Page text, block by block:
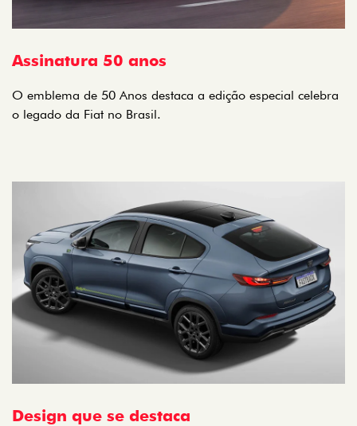
Assinatura 50 anos
O emblema de 50 Anos destaca a edição especial celebra
o legado da Fiat no Brasil.
Design que se destaca